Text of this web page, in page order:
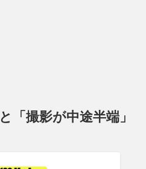
「撮影が中途半端」